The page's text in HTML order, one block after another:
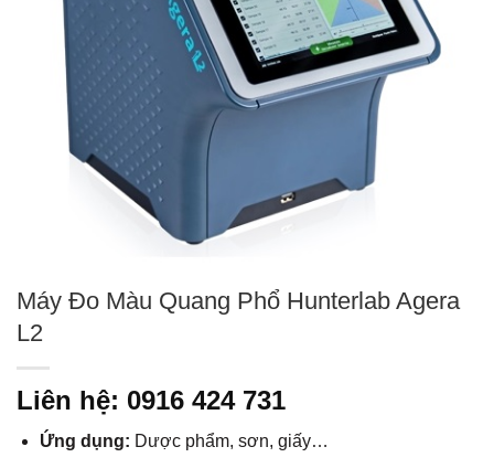
Máy Đo Màu Quang Phổ Hunterlab Agera
L2
Liên hệ: 0916 424 731
Ứng dụng: Dược phẩm, sơn, giấy…